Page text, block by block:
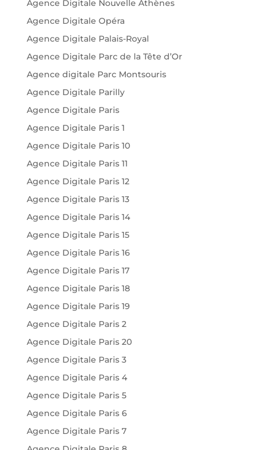
Agence Digitale Nouvelle Athènes
Agence Digitale Opéra
Agence Digitale Palais-Royal
Agence Digitale Parc de la Tête d’Or
Agence digitale Parc Montsouris
Agence Digitale Parilly
Agence Digitale Paris
Agence Digitale Paris 1
Agence Digitale Paris 10
Agence Digitale Paris 11
Agence Digitale Paris 12
Agence Digitale Paris 13
Agence Digitale Paris 14
Agence Digitale Paris 15
Agence Digitale Paris 16
Agence Digitale Paris 17
Agence Digitale Paris 18
Agence Digitale Paris 19
Agence Digitale Paris 2
Agence Digitale Paris 20
Agence Digitale Paris 3
Agence Digitale Paris 4
Agence Digitale Paris 5
Agence Digitale Paris 6
Agence Digitale Paris 7